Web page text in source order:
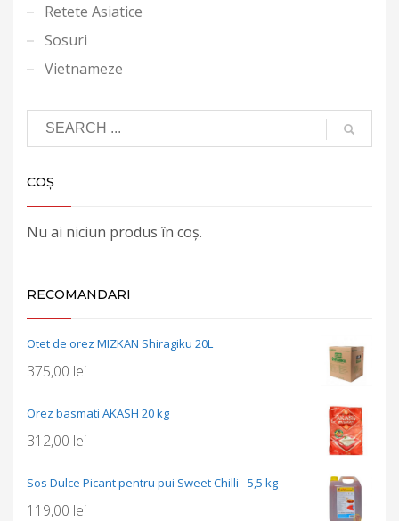
Retete Asiatice
Sosuri
Vietnameze
COȘ
Nu ai niciun produs în coș.
RECOMANDARI
Otet de orez MIZKAN Shiragiku 20L
375,00 lei
Orez basmati AKASH 20 kg
312,00 lei
Sos Dulce Picant pentru pui Sweet Chilli - 5,5 kg
119,00 lei